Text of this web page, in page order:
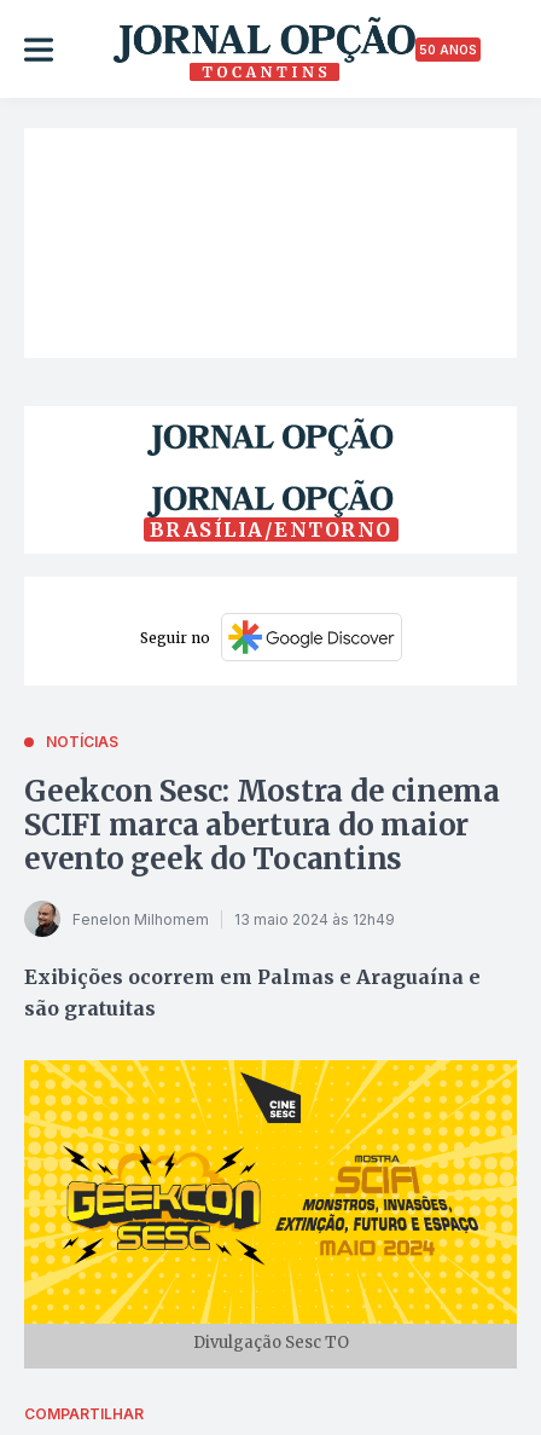
50 ANOS
BRASÍLIA/ENTORNO
Seguir no
NOTÍCIAS
Geekcon Sesc: Mostra de cinema
SCIFI marca abertura do maior
evento geek do Tocantins
Fenelon Milhomem 13 maio 2024 às 12h49
Exibições ocorrem em Palmas e Araguaína e
são gratuitas
Divulgação Sesc TO
COMPARTILHAR